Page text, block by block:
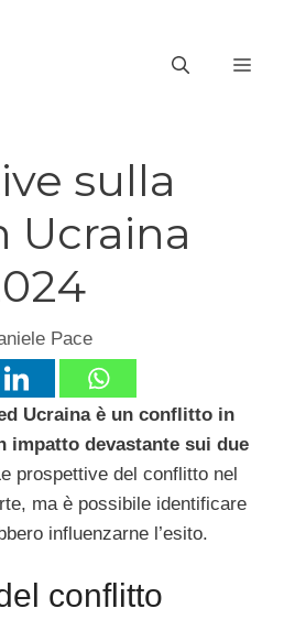
sulla
Ucraina
Pace
Ucraina è un conflitto in
impatto devastante sui due
prospettive del conflitto nel
ma è possibile identificare
influenzarne l’esito.
conflitto